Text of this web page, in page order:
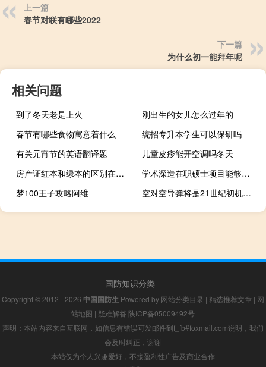
上一篇
春节对联有哪些2022
下一篇
为什么初一能拜年呢
相关问题
到了冬天老是上火
刚出生的女儿怎么过年的
春节有哪些食物寓意着什么
统招专升本学生可以保研吗
有关元宵节的英语翻译题
儿童皮疹能开空调吗冬天
房产证红本和绿本的区别在哪里
学术深造在职硕士项目能够获得硕士学历证书么
梦100王子攻略阿维
空对空导弹将是21世纪初机载武器系统的发展重点
国防知识分类
Copyright © 2012 - 2026 中国国防生 Powered by 网站分类目录 | 精选推荐文章 | 网
站地图 | 疑难解答 陕ICP备05009492号
声明：本站内容来自互联网，如信息有错误可发邮件到f_fb#foxmail.com说明，我们
会及时纠正，谢谢
本站仅为个人兴趣爱好，不接盈利性广告及商业合作